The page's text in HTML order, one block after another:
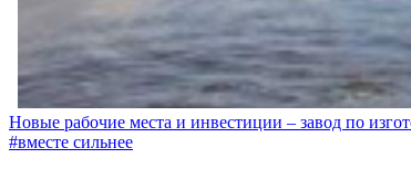
Навигация
по
Новые рабочие места и инвестиции – завод по
#вместе сильнее